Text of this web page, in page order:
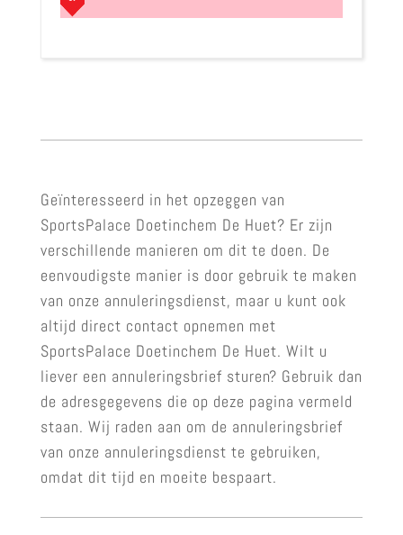
Geïnteresseerd in het opzeggen van
SportsPalace Doetinchem De Huet? Er zijn
verschillende manieren om dit te doen. De
eenvoudigste manier is door gebruik te maken
van onze annuleringsdienst, maar u kunt ook
altijd direct contact opnemen met
SportsPalace Doetinchem De Huet. Wilt u
liever een annuleringsbrief sturen? Gebruik dan
de adresgegevens die op deze pagina vermeld
staan. Wij raden aan om de annuleringsbrief
van onze annuleringsdienst te gebruiken,
omdat dit tijd en moeite bespaart.